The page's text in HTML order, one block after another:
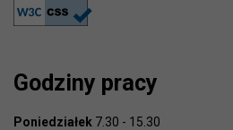
Godziny pracy
Poniedziałek 7.30 - 15.30